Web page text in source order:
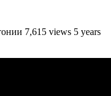
7,615 views 5 years